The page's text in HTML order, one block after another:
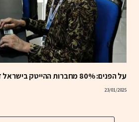
על הפנים: 80% מחברות ההייטק בישראל זקוקות לגיוס הון מיידי
23/01/2025